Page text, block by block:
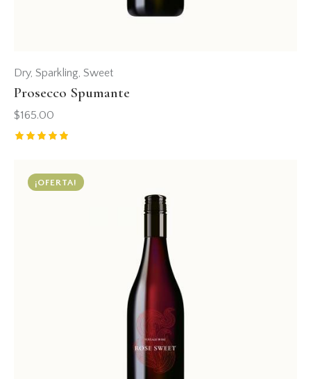
Dry, Sparkling Sweet
Prosecco Spumante
$165.00
5.00
de 5¡OFERTA!